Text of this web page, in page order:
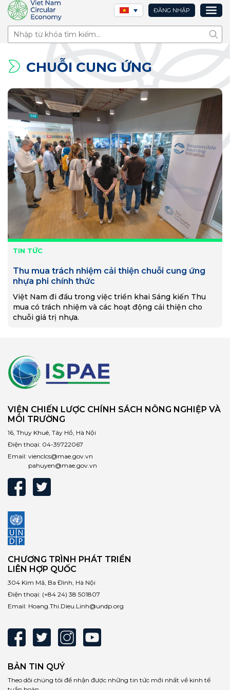
ĐĂNG NHẬP
Tìm
CHUỖI CUNG ỨNG
TIN TỨC
Thu mua trách nhiệm cải thiện chuỗi cung ứng
nhựa phi chính thức
Việt Nam đi đầu trong việc triển khai Sáng kiến Thu
mua có trách nhiệm và các hoạt động cải thiện cho
chuỗi giá trị nhựa.
VIỆN CHIẾN LƯỢC CHÍNH SÁCH NÔNG NGHIỆP VÀ
MÔI TRƯỜNG
16, Thụy Khuê, Tây Hồ, Hà Nội
Điện thoại: 04-39722067
Email: vienclcs@mae.gov.vn
pahuyen@mae.gov.vn
CHƯƠNG TRÌNH PHÁT TRIỂN
LIÊN HỢP QUỐC
304 Kim Mã, Ba Đình, Hà Nội
Điện thoại: (+84 24) 38 501807
Email: Hoang.Thi.Dieu.Linh@undp.org
BẢN TIN QUÝ
Theo dõi chúng tôi để nhận được những tin tức mới nhất về kinh tế